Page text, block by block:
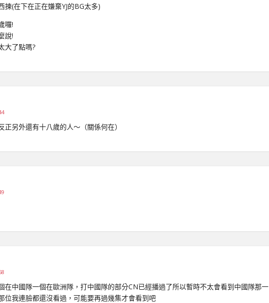
揀(在下在正在嫌棄YJ的BG太多)
囉!
說!
大了點嗎?
正另外還有十八歲的人～（關係何在）
在中國隊一個在歐洲隊，打中國隊的部分CN已經播過了所以暫時不太會看到中國隊那一
位我連臉都還沒看過，可能要再過幾集才會看到吧